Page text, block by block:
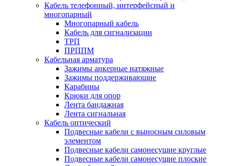
Кабель телефонный, интерфейсный и
многопарный
Многопарный кабель
Кабель для сигнализации
ТРП
ПРППМ
Кабельная арматура
Зажимы анкерные натяжные
Зажимы поддерживающие
Карабины
Крюки для опор
Лента бандажная
Лента сигнальная
Кабель оптический
Подвесные кабели с выносным силовым
элементом
Подвесные кабели самонесущие круглые
Подвесные кабели самонесущие плоские